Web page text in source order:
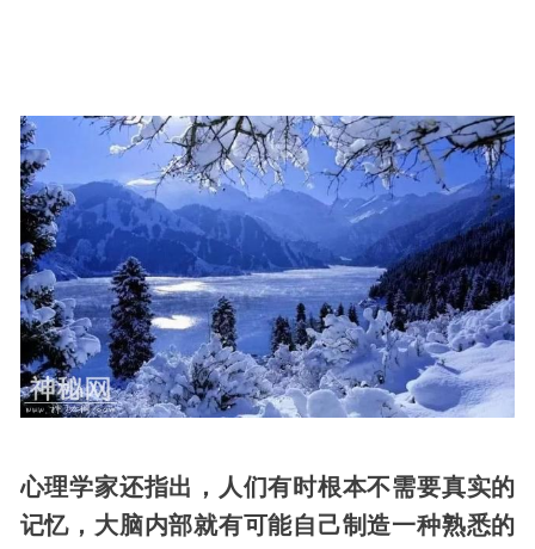
心理学家还指出，人们有时根本不需要真实的
记忆，大脑内部就有可能自己制造一种熟悉的